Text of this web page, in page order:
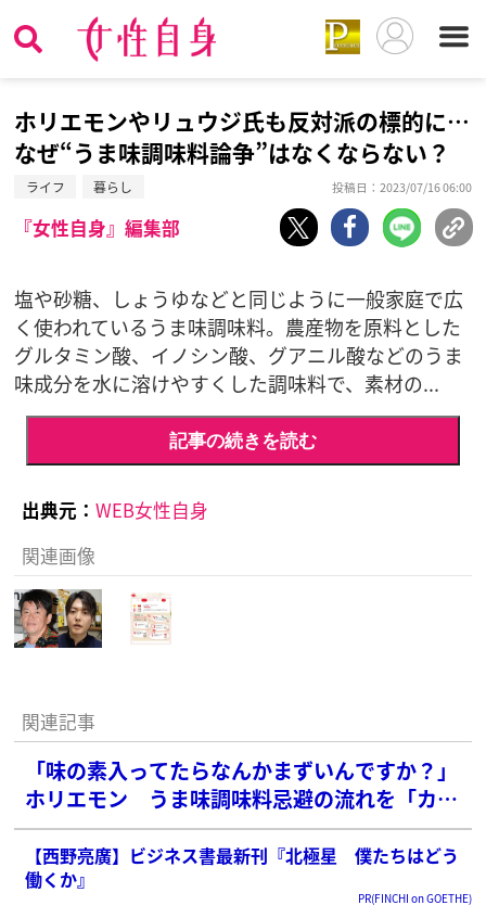
ホリエモンやリュウジ氏も反対派の標的に…
なぜ“うま味調味料論争”はなくならない？
ライフ 暮らし 投稿日：2023/07/16 06:00
『女性自身』編集部
塩や砂糖、しょうゆなどと同じように一般家庭で広
く使われているうま味調味料。農産物を原料とした
グルタミン酸、イノシン酸、グアニル酸などのうま
味成分を水に溶けやすくした調味料で、素材の...
記事の続きを読む
出典元： WEB女性自身
関連画像
関連記事
「味の素入ってたらなんかまずいんですか？」
ホリエモン うま味調味料忌避の流れを「カス
みたいな意見」と痛烈批判
【西野亮廣】ビジネス書最新刊『北極星 僕たちはどう
働くか』
PR(FINCHI on GOETHE)